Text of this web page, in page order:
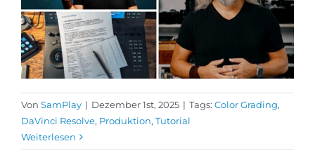
Von SamPlay | Dezember 1st, 2025 | Tags: Color Grading,
DaVinci Resolve, Produktion, Tutorial
Weiterlesen